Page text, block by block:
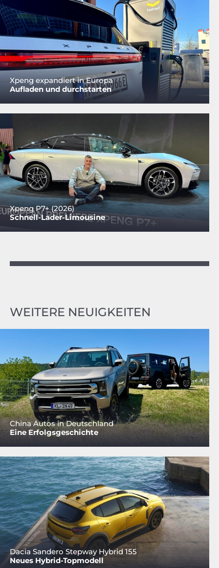
Xpeng expandiert in Europa
Aufladen und durchstarten
Xpeng P7+ (2026)
Schnell-Lader-Limousine
WEITERE NEUIGKEITEN
China Autos in Deutschland
Eine Erfolgsgeschichte
Dacia Sandero Stepway Hybrid 155
Neues Hybrid-Topmodell